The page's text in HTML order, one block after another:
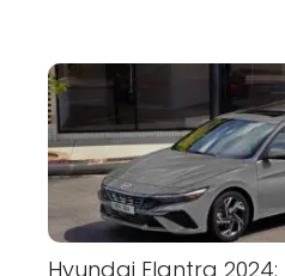
Hyundai Elantra